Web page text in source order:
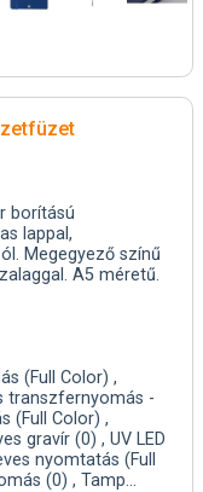
borítású
lappal,
Megegyező színű
A5 méretű.
(Full Color) ,
transzfernyomás -
(Full Color) ,
gravír (0) , UV LED
nyomtatás (Full
(0) , Tamp...